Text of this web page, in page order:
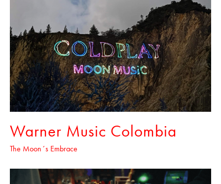
Warner Music Colombia
The Moon´s Embrace